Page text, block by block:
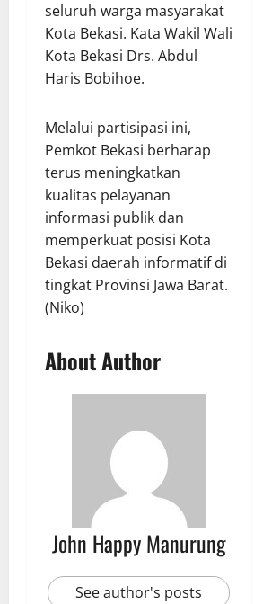
seluruh warga masyarakat
Kota Bekasi. Kata Wakil Wali
Kota Bekasi Drs. Abdul
Haris Bobihoe.
Melalui partisipasi ini,
Pemkot Bekasi berharap
terus meningkatkan
kualitas pelayanan
informasi publik dan
memperkuat posisi Kota
Bekasi daerah informatif di
tingkat Provinsi Jawa Barat.
(Niko)
About Author
John Happy Manurung
See author's posts